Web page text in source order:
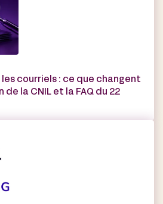
les courriels : ce que changent
la CNIL et la FAQ du 22